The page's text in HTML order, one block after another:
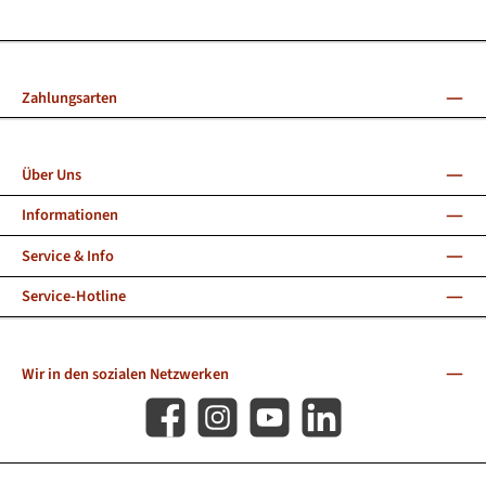
Zahlungsarten
Service-Hotline
Über Uns
Informationen
Service & Info
Wir in den sozialen Netzwerken
Facebook Instagram YouTube LinkedIn